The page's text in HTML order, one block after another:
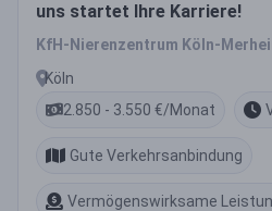
uns startet Ihre Karriere!
KfH-Nierenzentrum Köln-
Köln
2.850 - 3.550 €/Monat
Gute Verkehrsanbindung
Vermögenswirksame